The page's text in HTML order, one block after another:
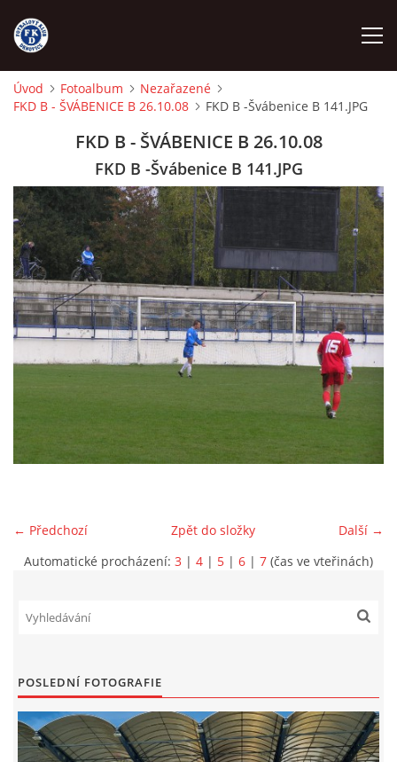
ÚVOD
FKD A
FKD B
STARŠÍ DOROST
STARŠÍ ŽÁCI
STARŠÍ PŘÍPRAVKA R 2012 + 2013
ARCHÍV
DOTACE
Úvod Fotoalbum
Nezařazené
FKD B - ŠVÁBENICE B 26.10.08
FKD B -Švábenice B 141.JPG
FKD B - ŠVÁBENICE B 26.10.08
FKD B -Švábenice B 141.JPG
← Předchozí Další →
Zpět do složky
Automatické procházení: 3 | 4 | 5 | 6 | 7 (čas ve vteřinách)
POSLEDNÍ FOTOGRAFIE